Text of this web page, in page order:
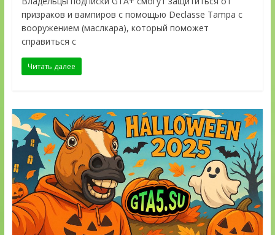
призраков и вампиров с помощью Declasse Tampa с
вооружением (маслкара), который поможет
справиться с
Читать далее